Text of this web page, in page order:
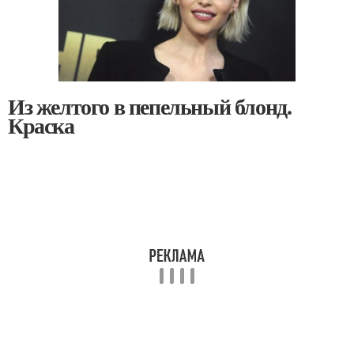
Из желтого в пепельный блонд.
Краска